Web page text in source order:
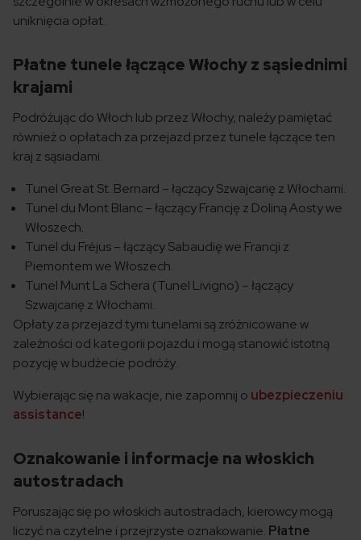
uniknięcia opłat.
Płatne tunele łączące Włochy z sąsiednimi
krajami
Podróżując do Włoch lub przez Włochy, należy pamiętać
również o opłatach za przejazd przez tunele łączące ten
kraj z sąsiadami.
Tunel Great St. Bernard – łączący Szwajcarię z Włochami.
Tunel du Mont Blanc – łączący Francję z Doliną Aosty we
Włoszech.
Tunel du Fréjus – łączący Sabaudię we Francji z
Piemontem we Włoszech.
Tunel Munt La Schera (Tunel Livigno) – łączący
Szwajcarię z Włochami.
Opłaty za przejazd tymi tunelami są zróżnicowane w
zależności od kategorii pojazdu i mogą stanowić istotną
pozycję w budżecie podróży.
Wybierając się na wakacje, nie zapomnij o ubezpieczeniu
assistance!
Oznakowanie i informacje na włoskich
autostradach
Poruszając się po włoskich autostradach, kierowcy mogą
liczyć na czytelne i przejrzyste oznakowanie. Płatne